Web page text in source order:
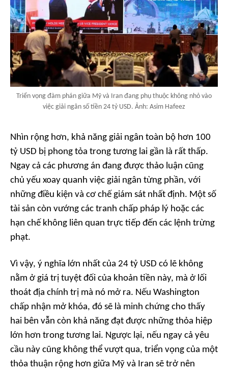
Triển vọng đàm phán giữa Mỹ và Iran đang phụ thuộc không nhỏ vào
việc giải ngân số tiền 24 tỷ USD. Ảnh: Asim Hafeez
Nhìn rộng hơn, khả năng giải ngân toàn bộ hơn 100
tỷ USD bị phong tỏa trong tương lai gần là rất thấp.
Ngay cả các phương án đang được thảo luận cũng
chủ yếu xoay quanh việc giải ngân từng phần, với
những điều kiện và cơ chế giám sát nhất định. Một số
tài sản còn vướng các tranh chấp pháp lý hoặc các
hạn chế không liên quan trực tiếp đến các lệnh trừng
phạt.
Vì vậy, ý nghĩa lớn nhất của 24 tỷ USD có lẽ không
nằm ở giá trị tuyệt đối của khoản tiền này, mà ở lối
thoát địa chính trị mà nó mở ra. Nếu Washington
chấp nhận mở khóa, đó sẽ là minh chứng cho thấy
hai bên vẫn còn khả năng đạt được những thỏa hiệp
lớn hơn trong tương lai. Ngược lại, nếu ngay cả yêu
cầu này cũng không thể vượt qua, triển vọng của một
thỏa thuận rộng hơn giữa Mỹ và Iran sẽ trở nên